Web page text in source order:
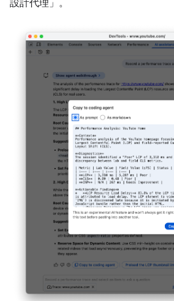
設計代理」 。